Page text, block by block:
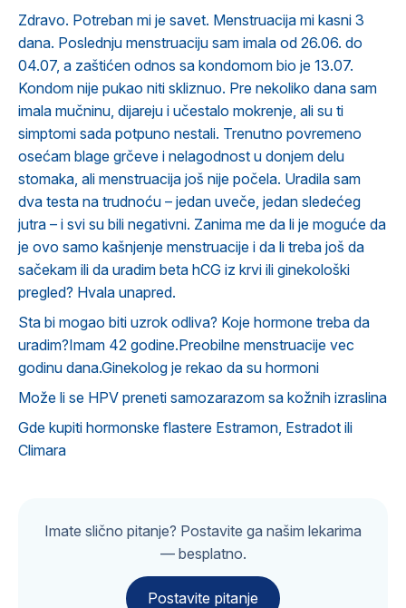
Zdravo. Potreban mi je savet. Menstruacija mi kasni 3
dana. Poslednju menstruaciju sam imala od 26.06. do
04.07, a zaštićen odnos sa kondomom bio je 13.07.
Kondom nije pukao niti skliznuo. Pre nekoliko dana sam
imala mučninu, dijareju i učestalo mokrenje, ali su ti
simptomi sada potpuno nestali. Trenutno povremeno
osećam blage grčeve i nelagodnost u donjem delu
stomaka, ali menstruacija još nije počela. Uradila sam
dva testa na trudnoću – jedan uveče, jedan sledećeg
jutra – i svi su bili negativni. Zanima me da li je moguće da
je ovo samo kašnjenje menstruacije i da li treba još da
sačekam ili da uradim beta hCG iz krvi ili ginekološki
pregled? Hvala unapred.
Sta bi mogao biti uzrok odliva? Koje hormone treba da
uradim?Imam 42 godine.Preobilne menstruacije vec
godinu dana.Ginekolog je rekao da su hormoni
Može li se HPV preneti samozarazom sa kožnih izraslina
Gde kupiti hormonske flastere Estramon, Estradot ili
Climara
Imate slično pitanje? Postavite ga našim lekarima
— besplatno.
Postavite pitanje